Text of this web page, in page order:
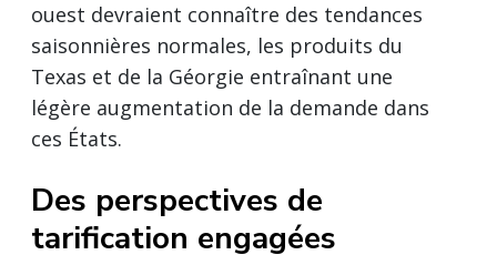
ouest devraient connaître des tendances
saisonnières normales, les produits du
Texas et de la Géorgie entraînant une
légère augmentation de la demande dans
ces États.
Des perspectives de
tarification engagées